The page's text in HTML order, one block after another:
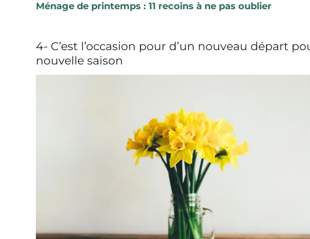
Ménage de printemps : 11 recoins à ne pas oublier
4- C’est l’occasion pour d’un nouveau départ
nouvelle saison